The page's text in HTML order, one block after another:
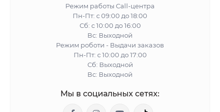
Режим работы Call-центра
Пн-Пт: с 09:00 до 18:00
Сб: с 10:00 до 16:00
Вс: Выходной
Режим роботи - Выдачи заказов
Пн-Пт: с 10:00 до 17:00
Сб: Выходной
Вс: Выходной
Мы в социальных сетях: